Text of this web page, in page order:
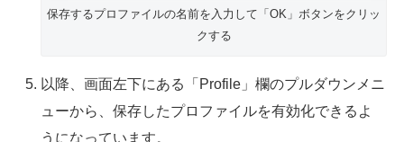
保存するプロファイルの名前を入力して「OK」ボタンをクリッ
クする
以降、画面左下にある「Profile」欄のプルダウンメニ
ューから、保存したプロファイルを有効化できるよ
うになっています。